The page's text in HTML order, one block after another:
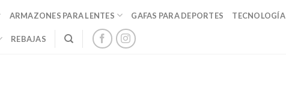
ARMAZONES PARA LENTES GAFAS PARA DEPORTES TECNOLOGÍA
REBAJAS